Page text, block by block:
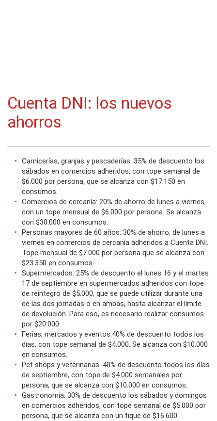
Cuenta DNI: los nuevos
ahorros
Carnicerías, granjas y pescaderías: 35% de descuento los
sábados en comercios adheridos, con tope semanal de
$6.000 por persona, que se alcanza con $17.150 en
consumos.
Comercios de cercanía: 20% de ahorro de lunes a viernes,
con un tope mensual de $6.000 por persona. Se alcanza
con $30.000 en consumos.
Personas mayores de 60 años: 30% de ahorro, de lunes a
viernes en comercios de cercanía adheridos a Cuenta DNI.
Tope mensual de $7.000 por persona que se alcanza con
$23.350 en consumos.
Supermercados: 25% de descuento el lunes 16 y el martes
17 de septiembre en supermercados adheridos con tope
de reintegro de $5.000, que se puede utilizar durante una
de las dos jornadas o en ambas, hasta alcanzar el límite
de devolución. Para eso, es necesario realizar consumos
por $20.000.
Ferias, mercados y eventos:40% de descuento todos los
días, con tope semanal de $4.000. Se alcanza con $10.000
en consumos.
Pet shops y veterinarias: 40% de descuento todos los días
de septiembre, con tope de $4.000 semanales por
persona, que se alcanza con $10.000 en consumos.
Gastronomía: 30% de descuento los sábados y domingos
en comercios adheridos, con tope semanal de $5.000 por
persona, que se alcanza con un tique de $16.600.